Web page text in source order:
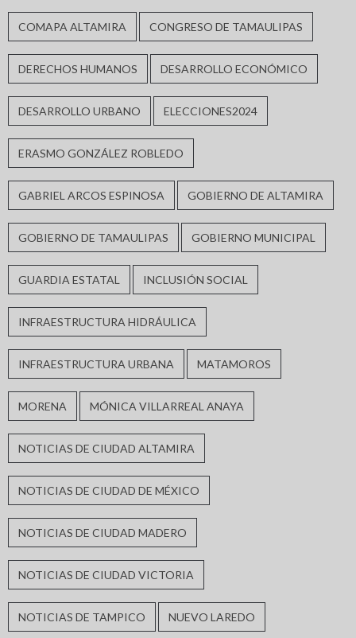
COMAPA ALTAMIRA CONGRESO DE TAMAULIPAS
DERECHOS HUMANOS DESARROLLO ECONÓMICO
DESARROLLO URBANO ELECCIONES2024
ERASMO GONZÁLEZ ROBLEDO
GABRIEL ARCOS ESPINOSA GOBIERNO DE ALTAMIRA
GOBIERNO DE TAMAULIPAS GOBIERNO MUNICIPAL
GUARDIA ESTATAL INCLUSIÓN SOCIAL
INFRAESTRUCTURA HIDRÁULICA
INFRAESTRUCTURA URBANA MATAMOROS
MORENA MÓNICA VILLARREAL ANAYA
NOTICIAS DE CIUDAD ALTAMIRA
NOTICIAS DE CIUDAD DE MÉXICO
NOTICIAS DE CIUDAD MADERO
NOTICIAS DE CIUDAD VICTORIA
NOTICIAS DE TAMPICO NUEVO LAREDO